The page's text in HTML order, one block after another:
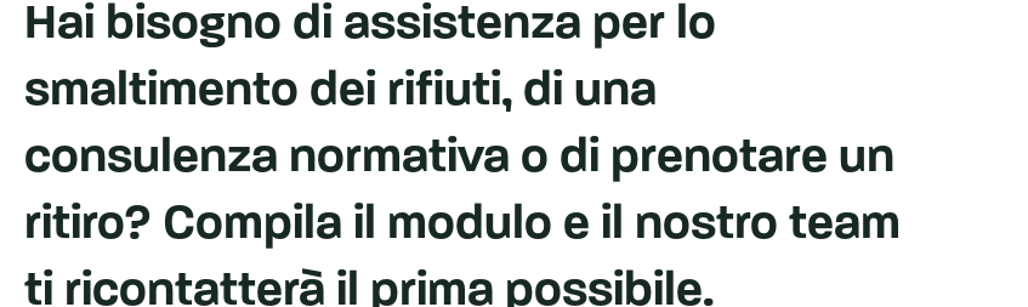
Hai bisogno di assistenza per lo
smaltimento dei rifiuti, di una
consulenza normativa o di prenotare un
ritiro? Compila il modulo e il nostro team
ti ricontatterà il prima possibile.